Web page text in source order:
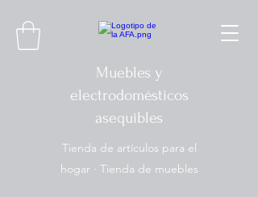
Muebles y
electrodomésticos
asequibles
Tienda de artículos para el
hogar · Tienda de muebles